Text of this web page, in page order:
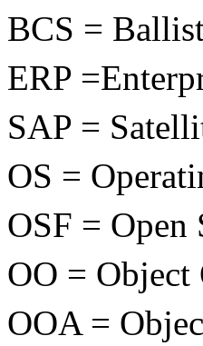
BCS =
ERP
SAP =
OS =
OSF =
OO =
OOA =